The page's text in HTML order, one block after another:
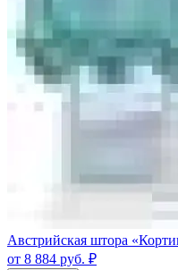
Австрийская штора
от 8 884 руб. ₽